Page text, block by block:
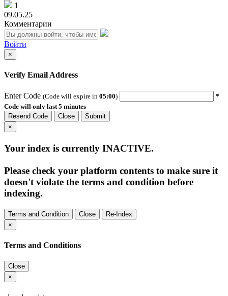
1
09.05.25
Комментарии
Войти
×
Verify Email Address
Enter Code (Code will expire in 05:00)
*
Code will only last 5 minutes
Resend Code
Close
Submit
×
Your index is currently INACTIVE.
Please check your platform contents to make sure it
doesn't violate the terms and condition before
indexing.
Terms and Condition Close
Re-Index
×
Terms and Conditions
Close
×